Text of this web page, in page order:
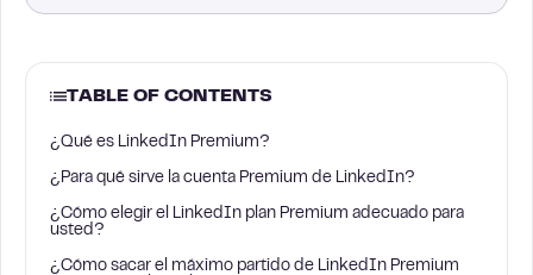
TABLE OF CONTENTS
¿Qué es LinkedIn Premium?
¿Para qué sirve la cuenta Premium de LinkedIn?
¿Cómo elegir el LinkedIn plan Premium adecuado para
usted?
¿Cómo sacar el máximo partido de LinkedIn Premium